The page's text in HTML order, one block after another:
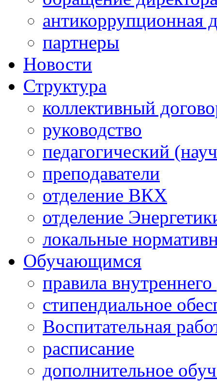
антикоррупционная
партнеры
Новости
Структура
коллективный
руководство
педагогический
преподаватели
отделение ВКХ
отделение
локальные
Обучающимся
правила
стипендиальное
Воспитательная
расписание
дополнительное